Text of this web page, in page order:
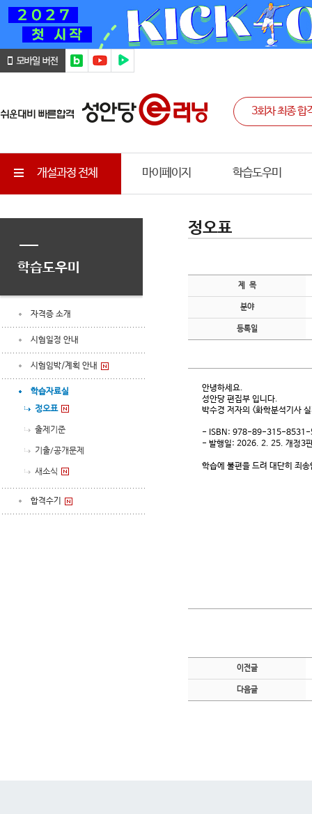
개설과정 전체 마이페이지 학습도우미
학습도우미
자격증 소개
시험일정 안내
시험임박/계획 안내
학습자료실
정오표
출제기준
기출/공개문제
새소식
합격수기
정오표
제 목
분야
등록일
안녕하세요.
성안당 편집부 입니다.
박수경 저자의 <화학분석기사
- ISBN: 978-89-315-8531-
- 발행일: 2026. 2. 25. 개정3
학습에 불편을 드려 대단히 죄
이전글
다음글